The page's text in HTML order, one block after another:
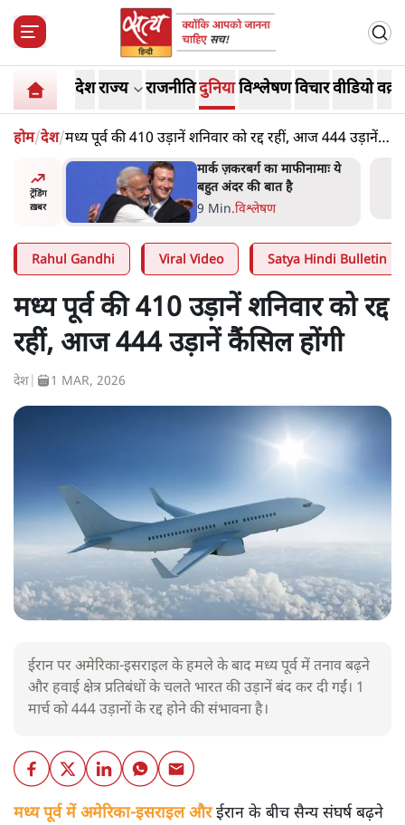
देशराज्य राजनीतिदुनियाविश्लेषणविचारवीडियो
होम/देश/मध्य पूर्व की 410 उड़ानें शनिवार को रद्द रहीं, आज 444 उड़ानें
कैंसिल होंगी
ट्रेंडिंग
ख़बर
भागवत
मार्क ज़करबर्ग का माफीनामाः ये
बहुत अंदर की बात है
9 Min.विश्लेषण
Rahul Gandhi Viral Video Satya Hindi Bulletin
मध्य पूर्व की 410 उड़ानें शनिवार को रद्द
रहीं, आज 444 उड़ानें कैंसिल होंगी
देश 1 MAR, 2026
ईरान पर अमेरिका-इसराइल के हमले के बाद मध्य पूर्व में तनाव बढ़ने
और हवाई क्षेत्र प्रतिबंधों के चलते भारत की उड़ानें बंद कर दी गईं। 1
मार्च को 444 उड़ानों के रद्द होने की संभावना है।
मध्य पूर्व में अमेरिका-इसराइल औरईरान के बीच सैन्य संघर्ष बढ़ने